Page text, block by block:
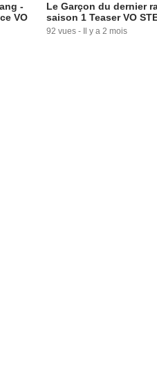
-
VO
Le Garçon du dernier
saison 1 Teaser VO
92 vues - Il y a 2 mois